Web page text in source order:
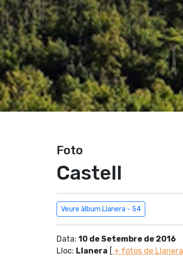
Foto
Castell
Veure àlbum Llanera - 54
Data: 10 de Setembre de 2016
Lloc: Llanera [ + fotos de Llanera